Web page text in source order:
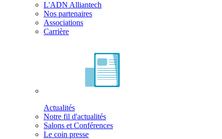
L'ADN Alliantech
Nos partenaires
Associations
Carrière
Actualités
Notre fil d'actualités
Salons et Conférences
Le coin presse